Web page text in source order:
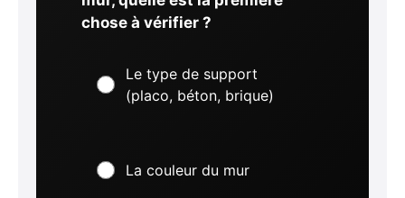
chose à vérifier ?
Le type de support
(placo, béton, brique)
La couleur du mur